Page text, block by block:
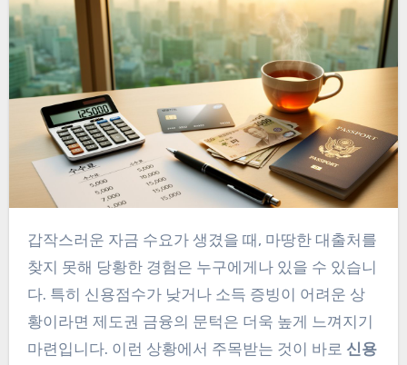
갑작스러운 자금 수요가 생겼을 때, 마땅한 대출처를
찾지 못해 당황한 경험은 누구에게나 있을 수 있습니
다. 특히 신용점수가 낮거나 소득 증빙이 어려운 상
황이라면 제도권 금융의 문턱은 더욱 높게 느껴지기
마련입니다. 이런 상황에서 주목받는 것이 바로 신용